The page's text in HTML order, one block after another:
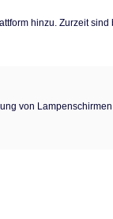
hinzu. Zurzeit
von